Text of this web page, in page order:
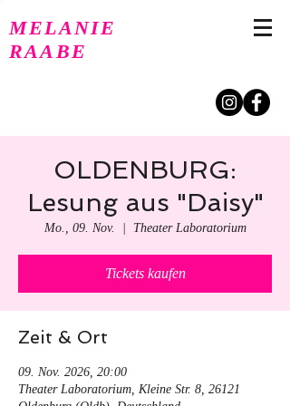
MELANIE
RAABE
OLDENBURG:
Lesung aus "Daisy"
Mo., 09. Nov. Theater Laboratorium
Tickets kaufen
Zeit & Ort
09. Nov. 2026, 20:00
Theater Laboratorium, Kleine Str. 8, 26121